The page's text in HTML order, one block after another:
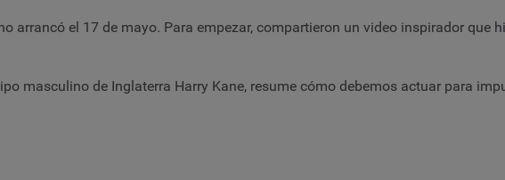
arrancó el 17 de mayo. Para empezar, compartieron un video inspirador que
masculino de Inglaterra Harry Kane, resume cómo debemos actuar para